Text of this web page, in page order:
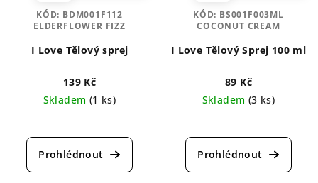
I Love Tělový sprej
139 Kč
Skladem (1 ks)
hodnocení
produktu
KÓD: BDM001F112
ELDERFLOWER FIZZ
I Love Tělový Sprej 100 ml
89 Kč
Skladem (3 ks)
KÓD: BS001F003ML
COCONUT CREAM